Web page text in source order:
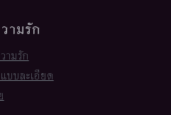
ามรัก
ามรัก
บบละเอียด